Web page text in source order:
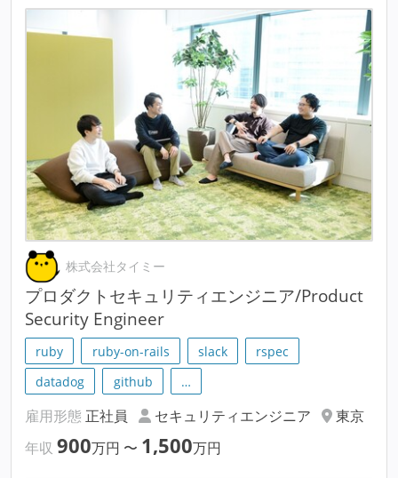
株式会社タイミー
プロダクトセキュリティエンジニア/Product
Security Engineer
ruby ruby-on-rails slack
rspec
datadog
github …
雇用形態 正社員 セキュリティエンジニア
東京
年収 900万円 〜 1,500万円